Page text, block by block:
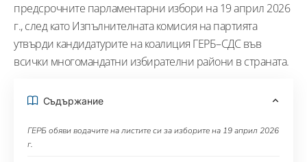
предсрочните парламентарни избори на 19 април 2026
г., след като Изпълнителната комисия на партията
утвърди кандидатурите на коалиция ГЕРБ–СДС във
всички многомандатни избирателни райони в страната.
Съдържание
ГЕРБ обяви водачите на листите си за изборите на 19 април 2026
г.